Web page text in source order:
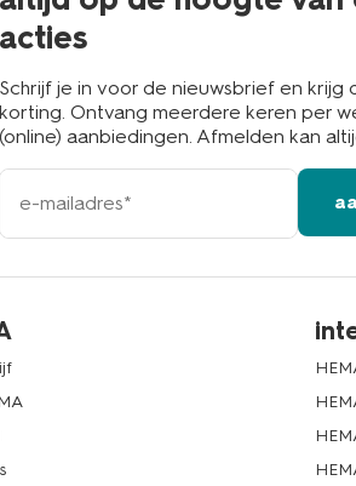
acties
Schrijf je in voor de nieuwsbrief en krijg
korting. Ontvang meerdere keren per
(online) aanbiedingen. Afmelden kan
e-
mailadres